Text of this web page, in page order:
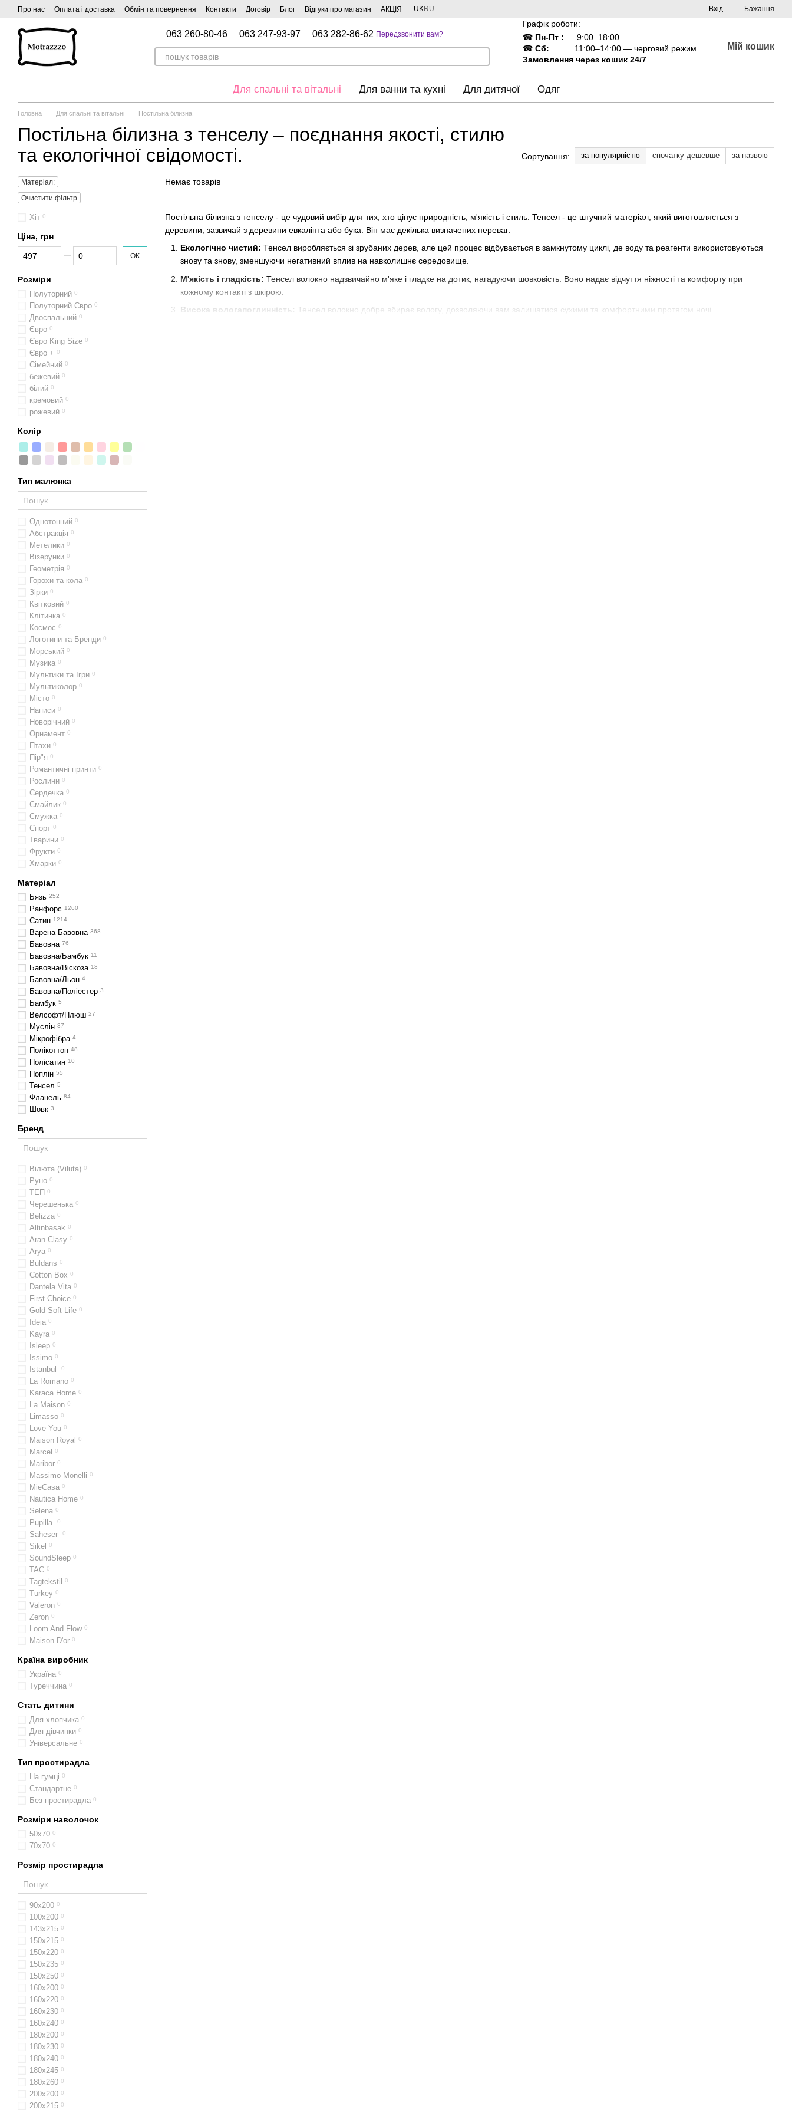
Перейти до основного контенту
Про нас Оплата і доставка Обмін та повернення Контакти Договір Блог Відгуки про магазин АКЦІЯ UKRU Вхід Бажання
063 260-80-46 063 247-93-97 063 282-86-62 Передзвонити вам?
Графік роботи:
☎ Пн-Пт :
9:00–18:00
☎Сб:
11:00–14:00 — черговий режим
Замовлення через кошик 24/7
Мій кошик
Для спальні та вітальні Для ванни та кухні Для дитячої Одяг
Головна Для спальні та вітальні Постільна білизна
Постільна білизна з тенселу – поєднання якості, стилю
та екологічної свідомості.
Сортування: за популярністю спочатку дешевше за назвою
Постільна білизна з тенселу - це чудовий вибір для тих, хто цінує природність, м'якість і стиль. Тенсел - це штучний матеріал, який виготовляється з
деревини, зазвичай з деревини евкаліпта або бука. Він має декілька визначених переваг:
Екологічно чистий: Тенсел виробляється зі зрубаних дерев, але цей процес відбувається в замкнутому циклі, де воду та реагенти використовуються
знову та знову, зменшуючи негативний вплив на навколишнє середовище.
М'якість і гладкість: Тенсел волокно надзвичайно м'яке і гладке на дотик, нагадуючи шовковість. Воно надає відчуття ніжності та комфорту при
кожному контакті з шкірою.
Висока вологапоглинність: Тенсел волокно добре вбирає вологу, дозволяючи вам залишатися сухими та комфортними протягом ночі.
Немає товарів
Матеріал:
Очистити фільтр
Хіт 0
Ціна, грн
Від Ціна, грн
До Ціна, грн ОК
Розміри
Полуторний 0
Полуторний Євро 0
Двоспальний 0
Євро 0
Євро King Size 0
Євро + 0
Сімейний 0
бежевий 0
білий 0
кремовий 0
рожевий 0
Колір
Тип малюнка
Однотонний 0
Абстракція 0
Метелики 0
Візерунки 0
Геометрія 0
Горохи та кола 0
Зірки 0
Квітковий 0
Клітинка 0
Космос 0
Логотипи та Бренди 0
Морський 0
Музика 0
Мультики та Ігри 0
Мультиколор 0
Місто 0
Написи 0
Новорічний 0
Орнамент 0
Птахи 0
Пір"я 0
Романтичні принти 0
Рослини 0
Сердечка 0
Смайлик 0
Смужка 0
Спорт 0
Тварини 0
Фрукти 0
Хмарки 0
Матеріал
Бязь 252
Ранфорс 1260
Сатин 1214
Варена Бавовна 368
Бавовна 76
Бавовна/Бамбук 11
Бавовна/Віскоза 18
Бавовна/Льон 4
Бавовна/Поліестер 3
Бамбук 5
Велсофт/Плюш 27
Муслін 37
Мікрофібра 4
Полікоттон 48
Полісатин 10
Поплін 55
Тенсел 5
Фланель 84
Шовк 3
Бренд
Вілюта (Viluta) 0
Руно 0
ТЕП 0
Черешенька 0
Belizza 0
Altinbasak 0
Aran Clasy 0
Arya 0
Buldans 0
Cotton Box 0
Dantela Vita 0
First Choice 0
Gold Soft Life 0
Ideia 0
Kayra 0
Isleep 0
Issimo 0
Istanbul 0
La Romano 0
Karaca Home 0
La Maison 0
Limasso 0
Love You 0
Maison Royal 0
Marcel 0
Maribor 0
Massimo Monelli 0
MieCasa 0
Nautica Home 0
Selena 0
Pupilla 0
Saheser 0
Sikel​​​​​​​ 0
SoundSleep 0
TAC 0
Tagtekstil 0
Turkey 0
Valeron 0
Zeron 0
Loom And Flow 0
Maison D'or 0
Країна виробник
Україна 0
Туреччина 0
Стать дитини
Для хлопчика 0
Для дівчинки 0
Універсальне 0
Тип простирадла
На гумці 0
Стандартне 0
Без простирадла 0
Розміри наволочок
50х70 0
70х70 0
Розмір простирадла
90х200 0
100х200 0
143х215 0
150х215 0
150х220 0
150х235 0
150х250 0
160х200 0
160х220 0
160х230 0
160х240 0
180x200 0
180х230 0
180х240 0
180х245 0
180х260 0
200х200 0
200х215 0